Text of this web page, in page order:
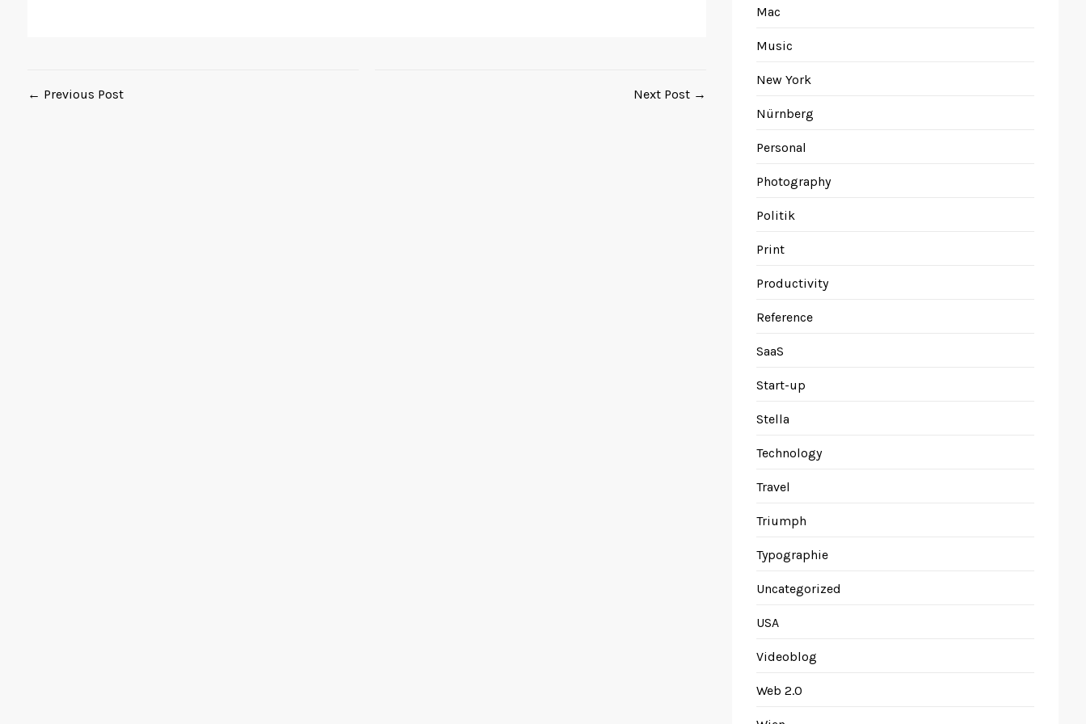
← Previous Post Next Post →
Mac
Music
New York
Nürnberg
Personal
Photography
Politik
Print
Productivity
Reference
SaaS
Start-up
Stella
Technology
Travel
Triumph
Typographie
Uncategorized
USA
Videoblog
Web 2.0